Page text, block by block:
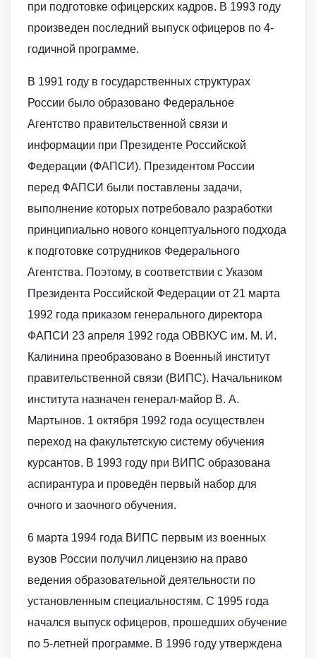
при подготовке офицерских кадров. В 1993 году
произведен последний выпуск офицеров по 4-
годичной программе.
В 1991 году в государственных структурах
России было образовано Федеральное
Агентство правительственной связи и
информации при Президенте Российской
Федерации (ФАПСИ). Президентом России
перед ФАПСИ были поставлены задачи,
выполнение которых потребовало разработки
принципиально нового концептуального подхода
к подготовке сотрудников Федерального
Агентства. Поэтому, в соответствии с Указом
Президента Российской Федерации от 21 марта
1992 года приказом генерального директора
ФАПСИ 23 апреля 1992 года ОВВКУС им. М. И.
Калинина преобразовано в Военный институт
правительственной связи (ВИПС). Начальником
института назначен генерал-майор В. А.
Мартынов. 1 октября 1992 года осуществлен
переход на факультетскую систему обучения
курсантов. В 1993 году при ВИПС образована
аспирантура и проведён первый набор для
очного и заочного обучения.
6 марта 1994 года ВИПС первым из военных
вузов России получил лицензию на право
ведения образовательной деятельности по
установленным специальностям. С 1995 года
начался выпуск офицеров, прошедших обучение
по 5-летней программе. В 1996 году утверждена